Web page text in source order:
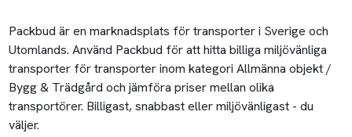
Packbud är en marknadsplats för transporter i Sverige och
Utomlands. Använd Packbud för att hitta billiga miljövänliga
transporter för transporter inom kategori Allmänna objekt /
Bygg & Trädgård och jämföra priser mellan olika
transportörer. Billigast, snabbast eller miljövänligast - du
väljer.